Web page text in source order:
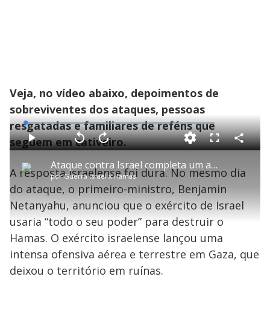
Veja, no vídeo abaixo, depoimentos de
sobreviventes dos ataques, pessoas
resgatadas e familiares de reféns que
seguem em cativeiro.
P
l
a
y
Ataque contra Israel completa um ano nesta segunda-feira e Hamas ainda mantém 101 reféns
porGuerra Israel x Hamas
P V
t
a
r
0
s
e
g
n
d
s
A
a
n
ç
a
1
s
e
u
n
o
s
L
o
a
d
e
:
0
.
8
6
%
F
l
s
c
e
n
C
o
a
r
h
a
A resposta israelense foi dura. No mesmo dia
do ataque, o primeiro-ministro, Benjamin
Netanyahu, anunciou que o exército de Israel
usaria “todo o seu poder” para destruir o
Hamas. O exército israelense lançou uma
intensa ofensiva aérea e terrestre em Gaza, que
deixou o território em ruínas.